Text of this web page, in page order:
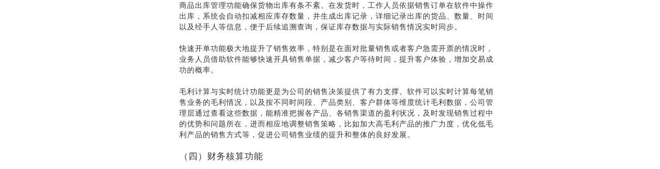
商品出库管理功能确保货物出库有条不紊。在发货时，工作人员依据销售订单在软件中操作
出库，系统会自动扣减相应库存数量，并生成出库记录，详细记录出库的货品、数量、时间
以及经手人等信息，便于后续追溯查询，保证库存数据与实际销售情况实时同步。
快速开单功能极大地提升了销售效率，特别是在面对批量销售或者客户急需开票的情况时，
业务人员借助软件能够快速开具销售单据，减少客户等待时间，提升客户体验，增加交易成
功的概率。
毛利计算与实时统计功能更是为公司的销售决策提供了有力支撑。软件可以实时计算每笔销
售业务的毛利情况，以及按不同时间段、产品类别、客户群体等维度统计毛利数据，公司管
理层通过查看这些数据，能精准把握各产品、各销售渠道的盈利状况，及时发现销售过程中
的优势和问题所在，进而相应地调整销售策略，比如加大高毛利产品的推广力度，优化低毛
利产品的销售方式等，促进公司销售业绩的提升和整体的良好发展。
（四）财务核算功能